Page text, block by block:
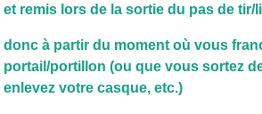
et remis lors de la sortie du pas de tir/
donc à partir du moment où vous
portail/portillon (ou que vous sortez
enlevez votre casque, etc.)